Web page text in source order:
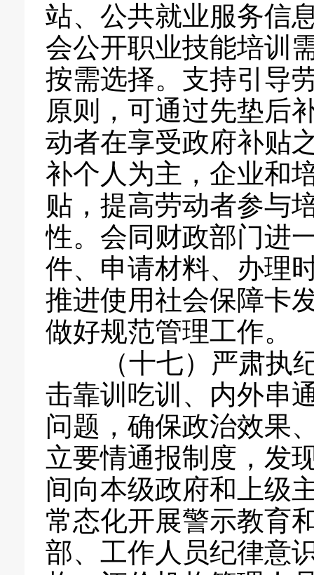
站、公共就业服务信
会公开职业技能培训
按需选择。支持引导
原则，可通过先垫后
动者在享受政府补贴
补个人为主，企业和
贴，提高劳动者参与
性。会同财政部门进
件、申请材料、办理
推进使用社会保障卡
做好规范管理工作。
（十七）严肃执纪
击靠训吃训、内外串
问题，确保政治效果
立要情通报制度，发
间向本级政府和上级
常态化开展警示教育
部、工作人员纪律意